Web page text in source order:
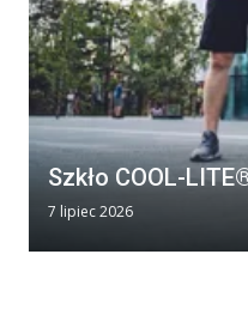
Szkło COOL-
7 lipiec 2026